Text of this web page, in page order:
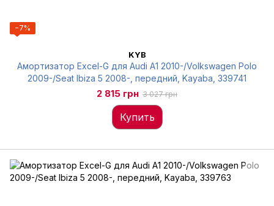
−7%
KYB
Амортизатор Excel-G для Audi A1 2010-/Volkswagen Polo
2009-/Seat Ibiza 5 2008-, передний, Kayaba, 339741
2 815 грн 3 027 грн
Купить